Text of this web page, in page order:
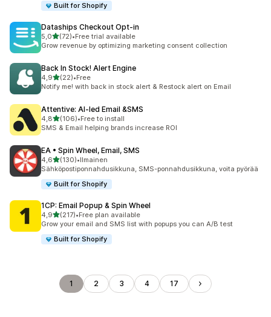
Built for Shopify
Dataships Checkout Opt‑in
5,0/ 5 tähteä
(72)
72 arvostelua yhteensä
•Free trial available
Grow revenue by optimizing marketing consent collection
Back In Stock! Alert Engine
4,9/ 5 tähteä
(22)
22 arvostelua yhteensä
•Free
Notify me! with back in stock alert & Restock alert on Email
Attentive: AI‑led Email &SMS
4,8/ 5 tähteä
(106)
106 arvostelua yhteensä
•Free to install
SMS & Email helping brands increase ROI
EA • Spin Wheel, Email, SMS
4,6/ 5 tähteä
(130)
130 arvostelua yhteensä
•Ilmainen
Sähköpostiponnahdusikkuna, SMS-ponnahdusikkuna, voita pyörää
Built for Shopify
1CP: Email Popup & Spin Wheel
4,9/ 5 tähteä
(217)
217 arvostelua yhteensä
•Free plan available
Grow your email and SMS list with popups you can A/B test
Built for Shopify
1 2 3 4 17